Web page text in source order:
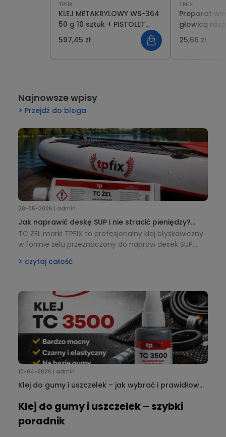
TPFIX
KLEJ METAKRYLOWY WS-364
50 g 10 sztuk + PISTOLET
/WYCISKACZ WS-14 HPK +
DYSZA WS-17 10 sztuk
597,45 zł
TPFIX
Preparat
głowicą
400 ml
25,66 zł
Najnowsze wpisy
Przejdź do bloga
28-05-2026 | admin
Jak naprawić deskę SUP i nie stracić pieniędzy?
Większość użytkowników robi ten sam błąd
TC ŻEL marki TPFIX to profesjonalny klej błyskawiczny
w formie żelu przeznaczony do napraw desek SUP,
materiałów. Dzięki formule „niepłynącej” klej nie
szybkich napraw w domu, warsztacie oraz podczas
aktywności outdoorowych. Sprawdź, jak skutecznie
naprawić deskę SUP i dlaczego klej w żelu sprawdza
się lepiej od zwykłych klejów błyskawicznych.
czytaj całość
10-04-2026 | admin
Klej do gumy i uszczelek – jak wybrać i prawidłowo
Klej do gumy i uszczelek – szybki
poradnik